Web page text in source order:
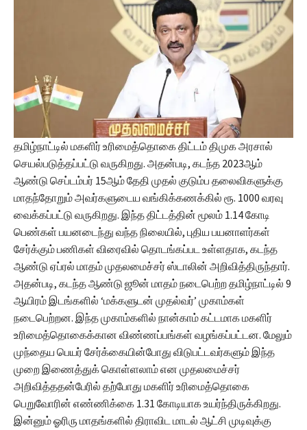
தமிழ்நாட்டில் மகளிர் உரிமைத்தொகை திட்டம் திமுக அரசால்
செயல்படுத்தப்பட்டு வருகிறது. அதன்படி, கடந்த 2023ஆம்
ஆண்டு செப்டம்பர் 15ஆம் தேதி முதல் குடும்ப தலைவிகளுக்கு
மாதந்தோறும் அவர்களுடைய வங்கிக்கணக்கில் ரூ. 1000 வரவு
வைக்கப்பட்டு வருகிறது. இந்த திட்டத்தின் மூலம் 1.14 கோடி
பெண்கள் பயனடைந்து வந்த நிலையில், புதிய பயனாளர்கள்
சேர்க்கும் பணிகள் விரைவில் தொடங்கப்பட உள்ளதாக, கடந்த
ஆண்டு ஏப்ரல் மாதம் முதலமைச்சர் ஸ்டாலின் அறிவித்திருந்தார்.
அதன்படி, கடந்த ஆண்டு ஜூன் மாதம் நடைபெற்ற தமிழ்நாட்டில் 9
ஆயிரம் இடங்களில் ‘மக்களுடன் முதல்வர்’ முகாம்கள்
நடைபெற்றன. இந்த முகாம்களில் நான்காம் கட்டமாக மகளிர்
உரிமைத்தொகைக்கான விண்ணப்பங்கள் வழங்கப்பட்டன. மேலும்
முந்தைய பெயர் சேர்க்கையின்போது விடுபட்டவர்களும் இந்த
முறை இணைத்துக் கொள்ளலாம் என முதலமைச்சர்
அறிவித்ததன்பேரில் தற்போது மகளிர் உரிமைத்தொகை
பெறுவோரின் எண்ணிக்கை 1.31 கோடியாக உயர்ந்திருக்கிறது.
இன்னும் ஓரிரு மாதங்களில் திராவிட மாடல் ஆட்சி முடிவுக்கு